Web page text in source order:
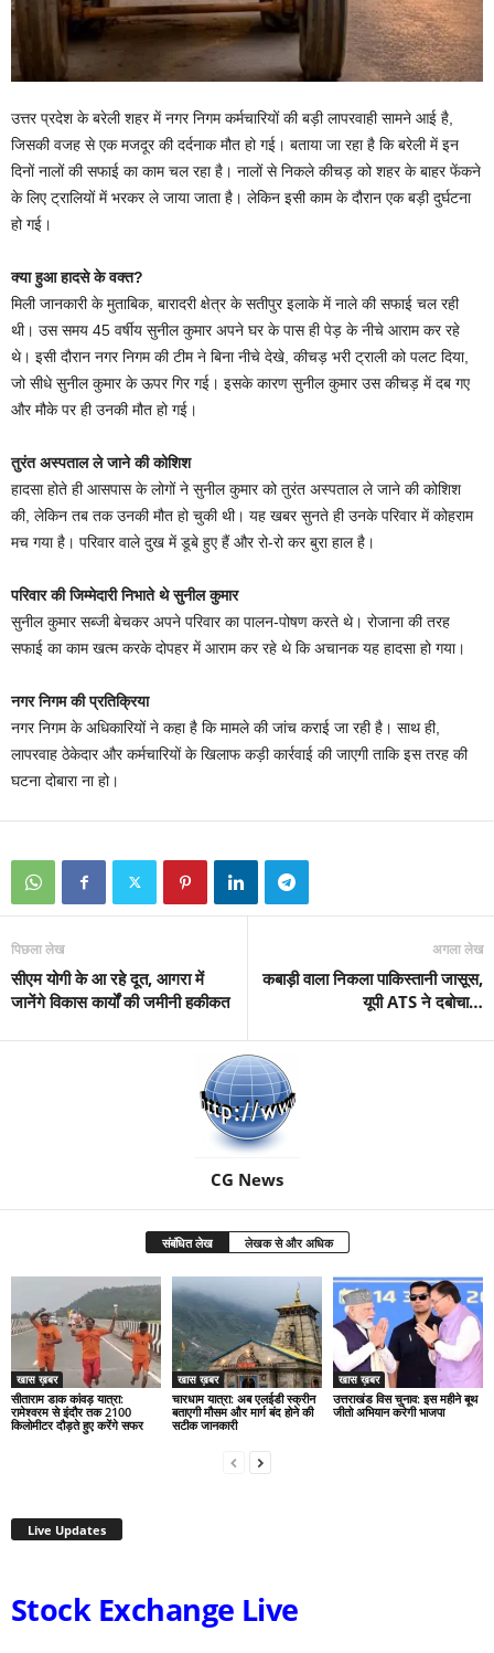
उत्तर प्रदेश के बरेली शहर में नगर निगम कर्मचारियों की बड़ी लापरवाही सामने आई है,
जिसकी वजह से एक मजदूर की दर्दनाक मौत हो गई। बताया जा रहा है कि बरेली में इन
दिनों नालों की सफाई का काम चल रहा है। नालों से निकले कीचड़ को शहर के बाहर फेंकने
के लिए ट्रालियों में भरकर ले जाया जाता है। लेकिन इसी काम के दौरान एक बड़ी दुर्घटना
हो गई।
क्या हुआ हादसे के वक्त?
मिली जानकारी के मुताबिक, बारादरी क्षेत्र के सतीपुर इलाके में नाले की सफाई चल रही
थी। उस समय 45 वर्षीय सुनील कुमार अपने घर के पास ही पेड़ के नीचे आराम कर रहे
थे। इसी दौरान नगर निगम की टीम ने बिना नीचे देखे, कीचड़ भरी ट्राली को पलट दिया,
जो सीधे सुनील कुमार के ऊपर गिर गई। इसके कारण सुनील कुमार उस कीचड़ में दब गए
और मौके पर ही उनकी मौत हो गई।
तुरंत अस्पताल ले जाने की कोशिश
हादसा होते ही आसपास के लोगों ने सुनील कुमार को तुरंत अस्पताल ले जाने की कोशिश
की, लेकिन तब तक उनकी मौत हो चुकी थी। यह खबर सुनते ही उनके परिवार में कोहराम
मच गया है। परिवार वाले दुख में डूबे हुए हैं और रो-रो कर बुरा हाल है।
परिवार की जिम्मेदारी निभाते थे सुनील कुमार
सुनील कुमार सब्जी बेचकर अपने परिवार का पालन-पोषण करते थे। रोजाना की तरह
सफाई का काम खत्म करके दोपहर में आराम कर रहे थे कि अचानक यह हादसा हो गया।
नगर निगम की प्रतिक्रिया
नगर निगम के अधिकारियों ने कहा है कि मामले की जांच कराई जा रही है। साथ ही,
लापरवाह ठेकेदार और कर्मचारियों के खिलाफ कड़ी कार्रवाई की जाएगी ताकि इस तरह की
घटना दोबारा ना हो।
पिछला लेख
सीएम योगी के आ रहे दूत, आगरा में
जानेंगे विकास कार्यों की जमीनी हकीकत
अगला लेख
कबाड़ी वाला निकला पाकिस्तानी जासूस,
यूपी ATS ने दबोचा…
CG News
संबंधित लेख लेखक से और अधिक
खास ख़बर
सीताराम डाक कांवड़ यात्रा:
रामेश्वरम से इंदौर तक 2100
किलोमीटर दौड़ते हुए करेंगे सफर
खास ख़बर
चारधाम यात्रा: अब एलईडी स्क्रीन
बताएगी मौसम और मार्ग बंद होने की
सटीक जानकारी
खास ख़बर
उत्तराखंड विस चुनाव: इस महीने बूथ
जीतो अभियान करेगी भाजपा
Live Updates
Stock Exchange Live